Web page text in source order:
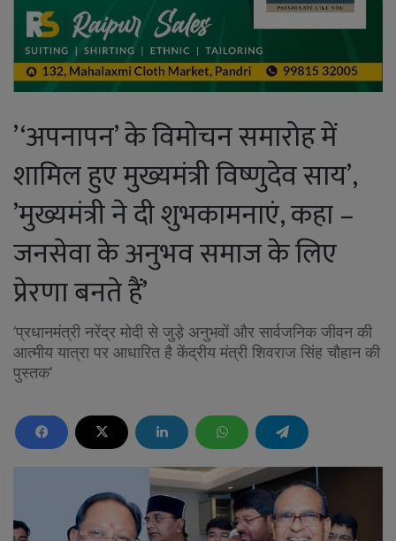
’‘अपनापन’ के विमोचन समारोह में
शामिल हुए मुख्यमंत्री विष्णुदेव साय’,
’मुख्यमंत्री ने दी शुभकामनाएं, कहा –
जनसेवा के अनुभव समाज के लिए
प्रेरणा बनते हैं’
’प्रधानमंत्री नरेंद्र मोदी से जुड़े अनुभवों और सार्वजनिक जीवन की
आत्मीय यात्रा पर आधारित है केंद्रीय मंत्री शिवराज सिंह चौहान की
पुस्तक’